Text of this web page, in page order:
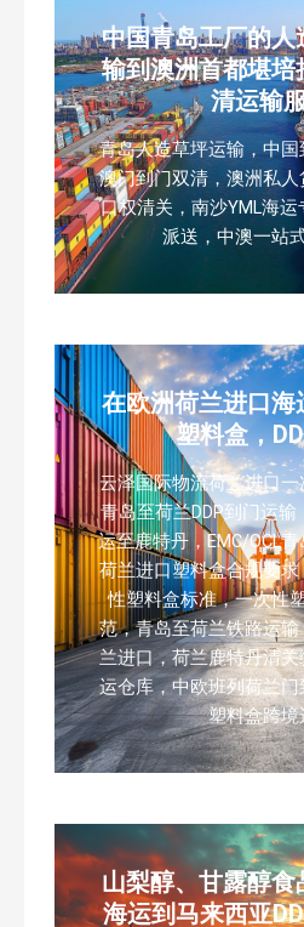
中国青岛工厂的人
输到澳洲首都堪培
清运输
青岛人造草坪运输，中
澳门到门双清，澳洲私
口权清关，南沙YML海
派送，中澳一站
在欧洲荷兰进口海
塑料盒，
云泽国际物流荷兰进口
青岛至荷兰DDP到门运
运至鹿特丹，EMC/OCL
荷兰进口塑料盒合规要
性塑料盒标准，一次性
范，青岛至荷兰铁路运
兰进口，荷兰鹿特丹清
运仓库，中欧班列荷兰
塑料盒跨境
山梨醇、甘露醇食
海运到马来西亚